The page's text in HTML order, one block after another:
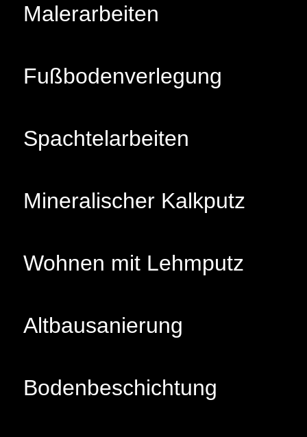
Malerarbeiten
Fußbodenverlegung
Spachtelarbeiten
Mineralischer Kalkputz
Wohnen mit Lehmputz
Altbausanierung
Bodenbeschichtung